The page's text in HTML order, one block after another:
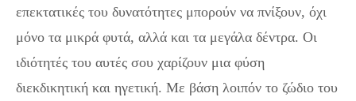
επεκτατικές του δυνατότητες μπορούν να πνίξουν, όχι
μόνο τα μικρά φυτά, αλλά και τα μεγάλα δέντρα. Οι
ιδιότητές του αυτές σου χαρίζουν μια φύση
διεκδικητική και ηγετική. Με βάση λοιπόν το ζώδιο του